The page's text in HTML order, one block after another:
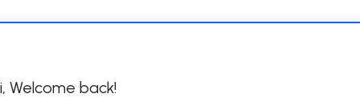
Welcome back!